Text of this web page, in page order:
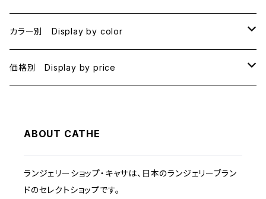
B70
B75
C70
C75
カラー別 Display by color
BLACK
BEIGE
NAVY
価格別 Display by price
1000~
2000~
ABOUT CATHE
ランジェリーショップ・キャサは、日本のランジェリーブラン
ドのセレクトショップです。